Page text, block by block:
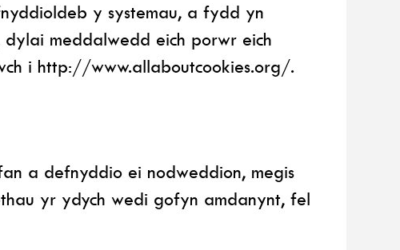
y systemau, a fydd yn
meddalwedd eich porwr eich
i http://www.allaboutcookies.org/.
a defnyddio ei nodweddion, megis
yr ydych wedi gofyn amdanynt, fel